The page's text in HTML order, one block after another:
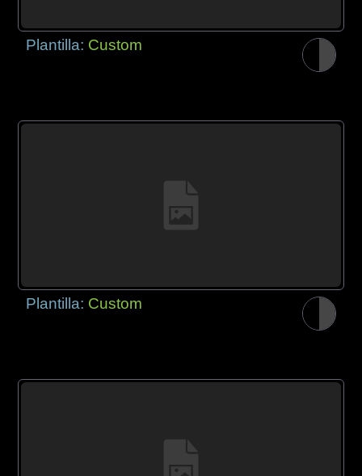
Plantilla: Custom
Plantilla: Custom